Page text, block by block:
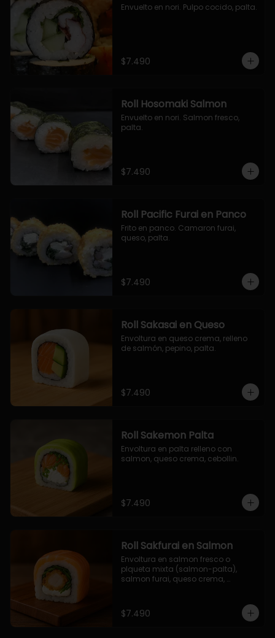
Envuelto en nori. Pulpo cocido, palta.
$7.490
Roll Hosomaki Salmon
Envuelto en nori. Salmon fresco,
palta.
$7.490
Roll Pacific Furai en Panco
Frito en panco. Camaron furai,
queso, palta.
$7.490
Roll Sakasai en Queso
Envoltura en queso crema, relleno
de salmón, pepino, palta.
$7.490
Roll Sakemon Palta
Envoltura en palta relleno con
salmon, queso crema, cebollin.
$7.490
Roll Sakfurai en Salmon
Envoltura en salmon fresco o
plqueta mixta (salmon-palta),
salmon furai, queso crema,
$7.490